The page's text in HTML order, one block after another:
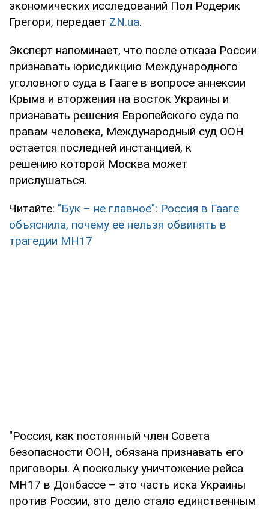
экономических исследований Пол Родерик
Грегори, передает ZN.ua.
Эксперт напоминает, что после отказа России
признавать юрисдикцию Международного
уголовного суда в Гааге в вопросе аннексии
Крыма и вторжения на восток Украины и
признавать решения Европейского суда по
правам человека, Международный суд ООН
остается последней инстанцией, к
решению которой Москва может
прислушаться.
Читайте: "Бук – не главное": Россия в Гааге
объяснила, почему ее нельзя обвинять в
трагедии MH17
"Россия, как постоянный член Совета
безопасности ООН, обязана признавать его
приговоры. А поскольку уничтожение рейса
MH17 в Донбассе – это часть иска Украины
против России, это дело стало единственным